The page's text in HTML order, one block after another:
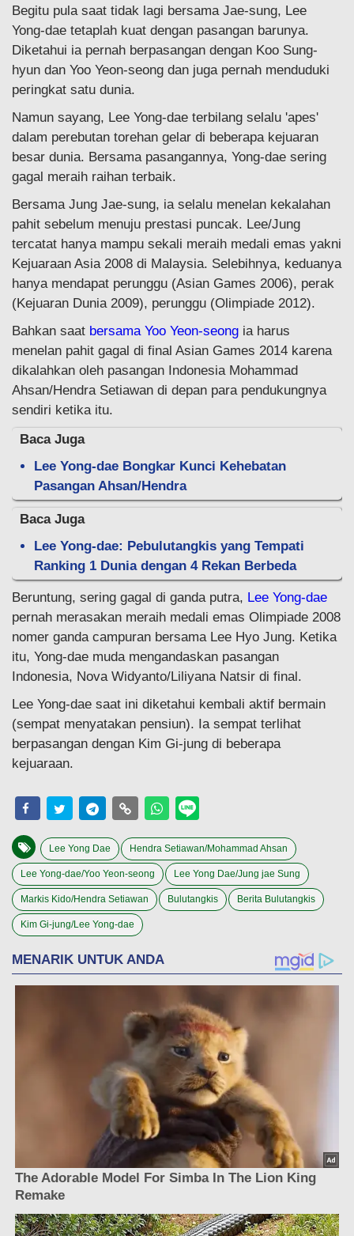
Begitu pula saat tidak lagi bersama Jae-sung, Lee
Yong-dae tetaplah kuat dengan pasangan barunya.
Diketahui ia pernah berpasangan dengan Koo Sung-
hyun dan Yoo Yeon-seong dan juga pernah menduduki
peringkat satu dunia.
Namun sayang, Lee Yong-dae terbilang selalu 'apes'
dalam perebutan torehan gelar di beberapa kejuaran
besar dunia. Bersama pasangannya, Yong-dae sering
gagal meraih raihan terbaik.
Bersama Jung Jae-sung, ia selalu menelan kekalahan
pahit sebelum menuju prestasi puncak. Lee/Jung
tercatat hanya mampu sekali meraih medali emas yakni
Kejuaraan Asia 2008 di Malaysia. Selebihnya, keduanya
hanya mendapat perunggu (Asian Games 2006), perak
(Kejuaran Dunia 2009), perunggu (Olimpiade 2012).
Bahkan saat bersama Yoo Yeon-seong ia harus
menelan pahit gagal di final Asian Games 2014 karena
dikalahkan oleh pasangan Indonesia Mohammad
Ahsan/Hendra Setiawan di depan para pendukungnya
sendiri ketika itu.
Baca Juga
Lee Yong-dae Bongkar Kunci Kehebatan
Pasangan Ahsan/Hendra
Baca Juga
Lee Yong-dae: Pebulutangkis yang Tempati
Ranking 1 Dunia dengan 4 Rekan Berbeda
Beruntung, sering gagal di ganda putra, Lee Yong-dae
pernah merasakan meraih medali emas Olimpiade 2008
nomer ganda campuran bersama Lee Hyo Jung. Ketika
itu, Yong-dae muda mengandaskan pasangan
Indonesia, Nova Widyanto/Liliyana Natsir di final.
Lee Yong-dae saat ini diketahui kembali aktif bermain
(sempat menyatakan pensiun). Ia sempat terlihat
berpasangan dengan Kim Gi-jung di beberapa
kejuaraan.
Lee Yong Dae Hendra Setiawan/Mohammad Ahsan
Lee Yong-dae/Yoo Yeon-seong Lee Yong Dae/Jung jae Sung
Markis Kido/Hendra Setiawan Bulutangkis Berita Bulutangkis
Kim Gi-jung/Lee Yong-dae